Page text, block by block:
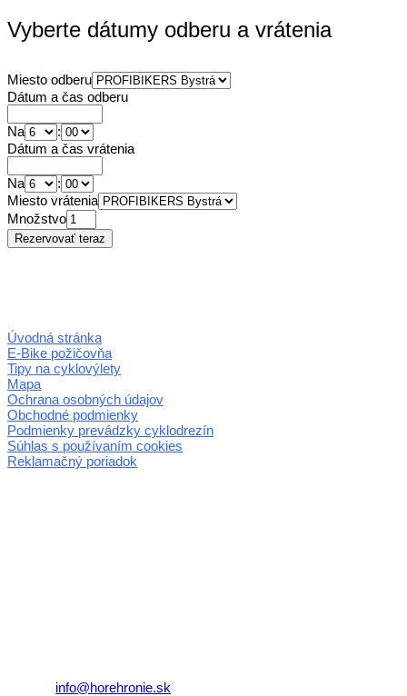
Vyberte dátumy odberu a vrátenia
Miesto odberu
Dátum a čas odberu
Na
:
Dátum a čas vrátenia
Na
:
Miesto vrátenia
Množstvo
Úvodná stránka
E-Bike požičovňa
Tipy na cyklovýlety
Mapa
Ochrana osobných údajov
Obchodné podmienky
Podmienky prevádzky cyklodrezín
Súhlas s používaním cookies
Reklamačný poriadok
info@horehronie.sk